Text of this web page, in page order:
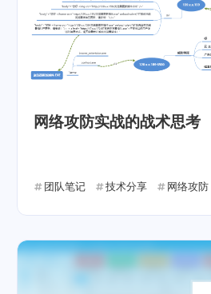
网络攻防实战的战术思考
团队笔记 技术分享 网络攻防